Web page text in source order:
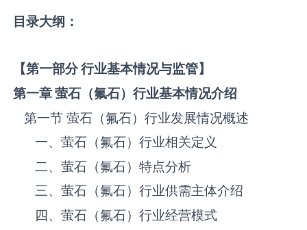
目录大纲：
【第一部分 行业基本情况与监管】
第一章萤石（氟石）行业基本情况介绍
第一节 ‌‌‌‌‌‌‌萤石（氟石）‌‌‌‌‌‌‌‌‌‌‌‌‌‌‌‌‌‌‌行业发展情况概述
一、‌‌‌‌‌‌‌萤石（氟石）‌‌‌‌‌‌‌‌‌‌‌‌‌‌‌‌‌‌‌行业相关定义
二、‌‌‌‌‌‌‌萤石（氟石）‌‌‌‌‌‌‌‌‌‌‌‌‌‌‌‌‌‌‌特点分析
三、‌‌‌‌‌‌‌萤石（氟石）‌‌‌‌‌‌‌‌‌‌‌‌‌‌‌‌‌‌‌行业供需主体介绍
四、‌‌‌‌‌‌‌萤石（氟石）‌‌‌‌‌‌‌‌‌‌‌‌‌‌‌‌‌‌‌行业经营模式